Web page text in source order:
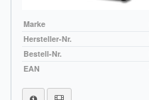
Marke
Hersteller-Nr.
Bestell-Nr.
EAN